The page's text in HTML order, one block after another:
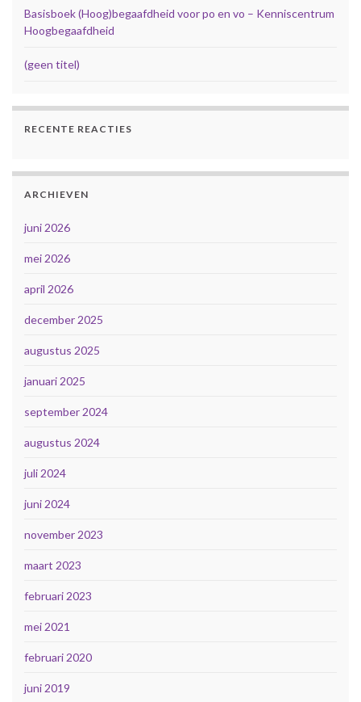
Basisboek (Hoog)begaafdheid voor po en vo – Kenniscentrum
Hoogbegaafdheid
(geen titel)
RECENTE REACTIES
ARCHIEVEN
juni 2026
mei 2026
april 2026
december 2025
augustus 2025
januari 2025
september 2024
augustus 2024
juli 2024
juni 2024
november 2023
maart 2023
februari 2023
mei 2021
februari 2020
juni 2019